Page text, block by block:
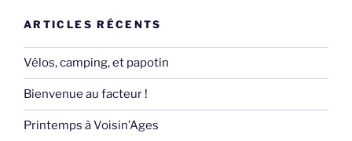
ARTICLES RÉCENTS
Vélos, camping, et papotin
Bienvenue au facteur !
Printemps à Voisin’Ages